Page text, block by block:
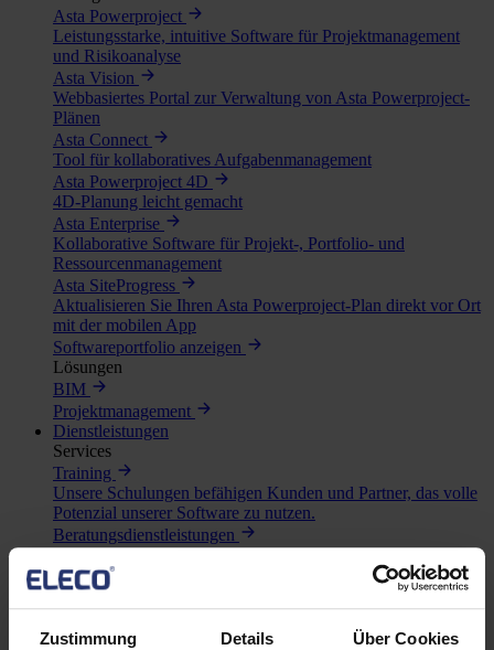
Zustimmung Details Über Cookies
Asta Powerproject
Leistungsstarke, intuitive Software für Projektmanagement
und Risikoanalyse
Asta Vision
Webbasiertes Portal zur Verwaltung von Asta Powerproject-
Plänen
Asta Connect
Tool für kollaboratives Aufgabenmanagement
Asta Powerproject 4D
4D-Planung leicht gemacht
Asta Enterprise
Kollaborative Software für Projekt-, Portfolio- und
Ressourcenmanagement
Asta SiteProgress
Aktualisieren Sie Ihren Asta Powerproject-Plan direkt vor Ort
mit der mobilen App
Softwareportfolio anzeigen
Lösungen
BIM
Projektmanagement
Dienstleistungen
Services
Training
Unsere Schulungen befähigen Kunden und Partner, das volle
Potenzial unserer Software zu nutzen.
Beratungsdienstleistungen
Für individuelle Softwarelösungen,
Implementierungsunterstützung oder Expertenberatung.
Technischer Support
Unternehmen